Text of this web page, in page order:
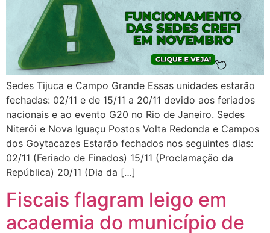
Sedes Tijuca e Campo Grande Essas unidades estarão
fechadas: 02/11 e de 15/11 a 20/11 devido aos feriados
nacionais e ao evento G20 no Rio de Janeiro. Sedes
Niterói e Nova Iguaçu Postos Volta Redonda e Campos
dos Goytacazes Estarão fechados nos seguintes dias:
02/11 (Feriado de Finados) 15/11 (Proclamação da
República) 20/11 (Dia da […]
Fiscais flagram leigo em
academia do município de